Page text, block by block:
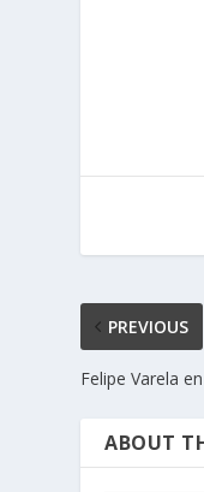
PREVIOUS
Felipe Varela
ABOUT